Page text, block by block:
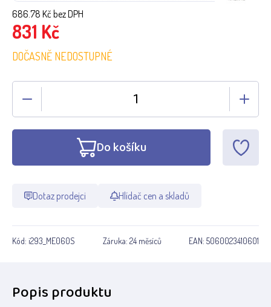
686.78 Kč bez DPH
831 Kč
DOČASNĚ NEDOSTUPNÉ
Do košíku
Dotaz prodejci Hlídač cen a skladů
Kód: i293_ME060S Záruka: 24 měsíců EAN: 5060023410601
Popis produktu